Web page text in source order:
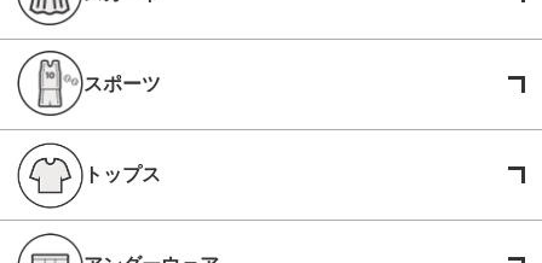
スポーツ
トップス